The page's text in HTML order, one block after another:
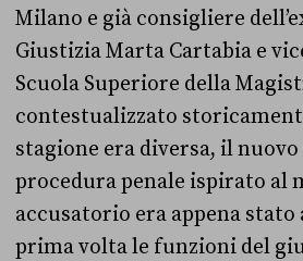
Milano e già consigliere
Giustizia Marta Cartabia e
Scuola Superiore della
contestualizzato
stagione era diversa, il
procedura penale ispirato al
accusatorio era appena
prima volta le funzioni del